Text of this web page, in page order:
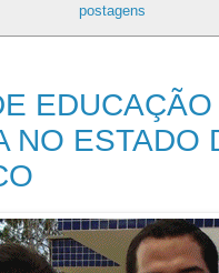
postagens
NO ESTADO